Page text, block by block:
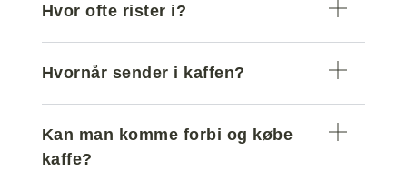
Hvor ofte rister i?
Hvornår sender i kaffen?
Kan man komme forbi og købe
kaffe?